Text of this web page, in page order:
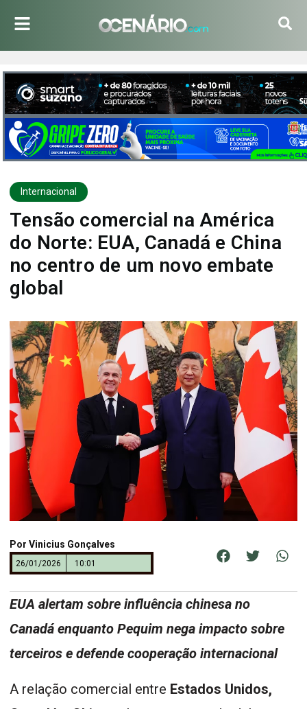
Internacional
Tensão comercial na América
do Norte: EUA, Canadá e China
no centro de um novo embate
global
Por Vinicius Gonçalves
26/01/2026 10:01
EUA alertam sobre influência chinesa no
Canadá enquanto Pequim nega impacto sobre
terceiros e defende cooperação internacional
A relação comercial entre Estados Unidos,